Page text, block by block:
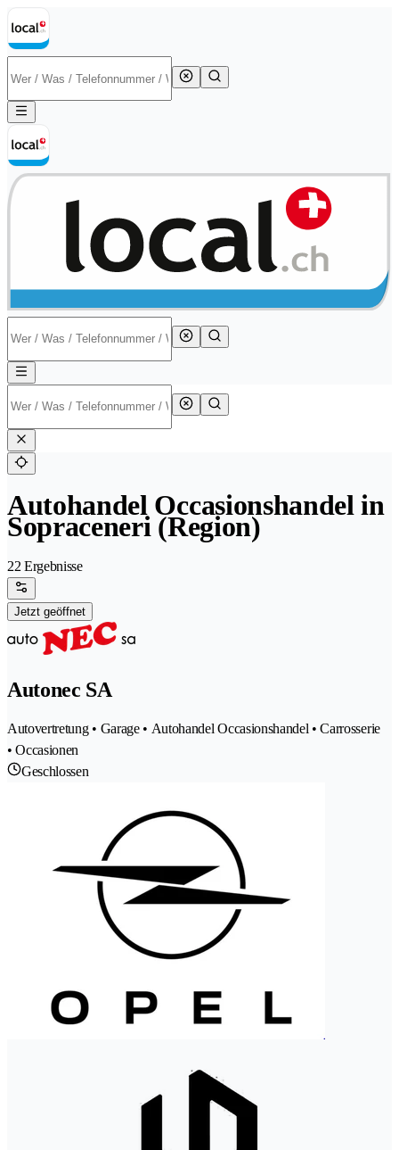
Autohandel Occasionshandel in
Sopraceneri (Region)
22 Ergebnisse
Jetzt geöffnet
Autonec SA
Autovertretung • Garage • Autohandel Occasionshandel • Carrosserie
• Occasionen
Geschlossen